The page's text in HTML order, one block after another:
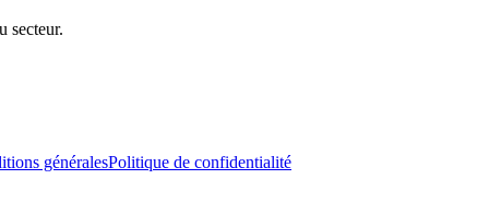
secteur.
généralesPolitique de confidentialité